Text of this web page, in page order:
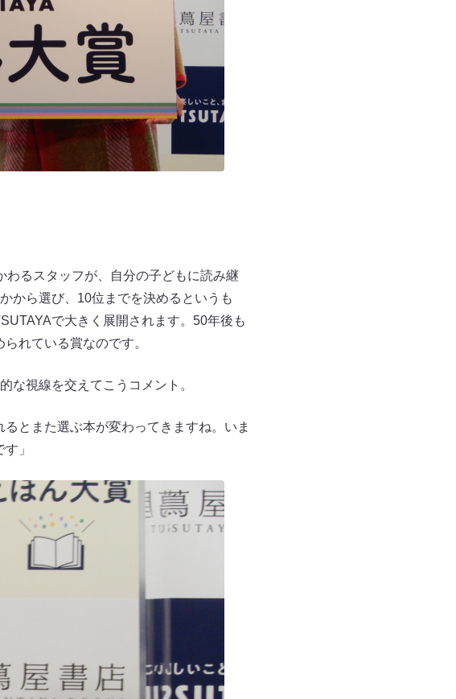
わるスタッフが、自分の子どもに読み継
から選び、10位までを決めるというも
で大きく展開されます。50年後も
れている賞なのです。
な視線を交えてこうコメント。
とまた選ぶ本が変わってきますね。いま
」